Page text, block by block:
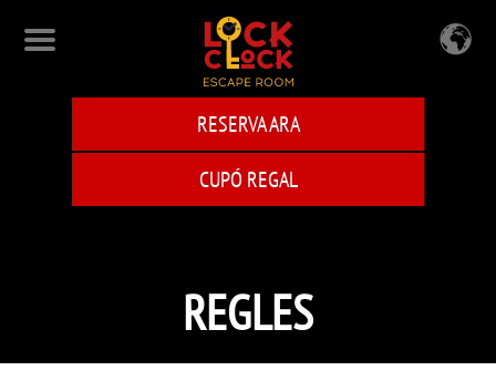
main
RESERVA ARA
CUPÓ REGAL
REGLES